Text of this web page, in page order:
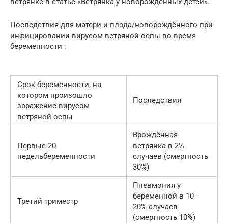
Последствия для матери и плода/новорождённого при
инфицировании вирусом ветряной оспы во время
беременности :
Срок беременности, на
котором произошло
заражение вирусом
ветряной оспы
Последствия
Первые 20
недельбеременности
Врождённая
ветрянка в 2%
случаев (смертность
30%)
Третий триместр
Пневмония у
беременной в 10—
20% случаев
(смертность 10%)